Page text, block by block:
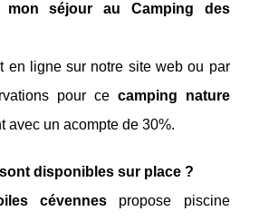
mon séjour au Camping des
en ligne sur notre site web ou par
pour ce camping nature
avec un acompte de 30%.
disponibles sur place ?
cévennes propose piscine